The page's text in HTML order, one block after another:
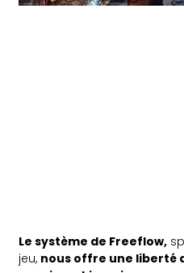
Le système de Freeflow,
jeu, nous offre une liberté